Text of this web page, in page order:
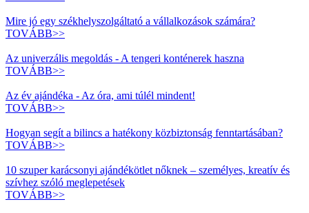
Mire jó egy székhelyszolgáltató a vállalkozások számára?
TOVÁBB>>
Az univerzális megoldás - A tengeri konténerek haszna
TOVÁBB>>
Az év ajándéka - Az óra, ami túlél mindent!
TOVÁBB>>
Hogyan segít a bilincs a hatékony közbiztonság fenntartásában?
TOVÁBB>>
10 szuper karácsonyi ajándékötlet nőknek – személyes, kreatív és
szívhez szóló meglepetések
TOVÁBB>>